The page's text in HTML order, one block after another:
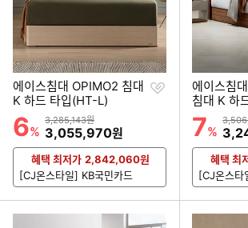
에이스침대 OPIMO2 침대
K 하드 타입(HT-L)
할인률
6%
상품금액
3,285,143원
할인금액
3,055,970원
찜
혜택 최저가 2,842,060원
[CJ온스타일] KB국민카드
에이스침
침대 K 하
할인률
7%
상품금
할인
혜택 최
[CJ온스타